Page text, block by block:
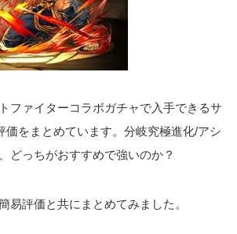
ファイターコラボガチャで入手できるサ
価をまとめています。分岐究極進化/アシ
どっちがおすすめで強いのか？
易評価と共にまとめてみました。